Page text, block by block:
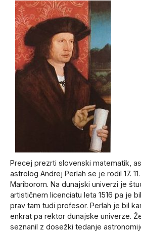
Precej prezrti slovenski matematik,
astrolog Andrej Perlah se je rodil 17.
Mariborom. Na dunajski univerzi je
artističnem licenciatu leta 1516 pa je
prav tam tudi profesor. Perlah je bil
enkrat pa rektor dunajske univerze.
seznanil z dosežki tedanje